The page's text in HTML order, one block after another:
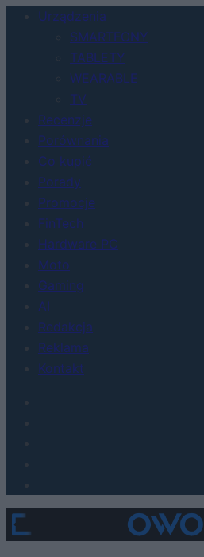
Urządzenia
SMARTFONY
TABLETY
WEARABLE
TV
Recenzje
Porównania
Co kupić
Porady
Promocje
FinTech
Hardware PC
Moto
Gaming
AI
Redakcja
Reklama
Kontakt